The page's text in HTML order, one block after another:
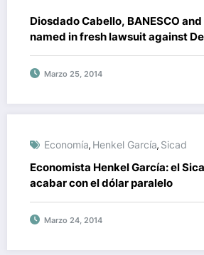
Diosdado Cabello, BANESCO and
named in fresh lawsuit against
Associates
Marzo 25, 2014
Economía, Henkel García, Sicad
Economista Henkel García: el
acabar con el dólar paralelo
Marzo 24, 2014